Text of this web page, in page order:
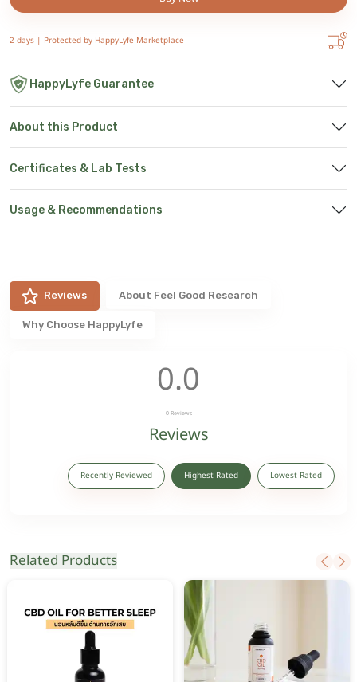
2 days | Protected by HappyLyfe Marketplace
HappyLyfe Guarantee
About this Product
Certificates & Lab Tests
Usage & Recommendations
Reviews About Feel Good Research
Why Choose HappyLyfe
0.0
0 Reviews
Reviews
Recently Reviewed Highest Rated Lowest Rated
Related Products